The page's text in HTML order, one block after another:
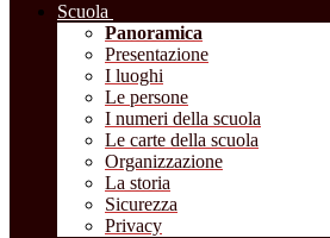
Scuola
Panoramica
Presentazione
I luoghi
Le persone
I numeri della scuola
Le carte della scuola
Organizzazione
La storia
Sicurezza
Privacy